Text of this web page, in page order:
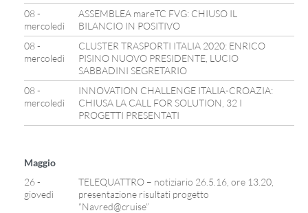
08 -
mercoledì
ASSEMBLEA mareTC FVG: CHIUSO IL
BILANCIO IN POSITIVO
08 -
mercoledì
CLUSTER TRASPORTI ITALIA 2020: ENRICO
PISINO NUOVO PRESIDENTE, LUCIO
SABBADINI SEGRETARIO
08 -
mercoledì
INNOVATION CHALLENGE ITALIA-CROAZIA:
CHIUSA LA CALL FOR SOLUTION, 32 I
PROGETTI PRESENTATI
Maggio
26 -
giovedì
TELEQUATTRO – notiziario 26.5.16, ore 13.20,
presentazione risultati progetto
“Navred@cruise”